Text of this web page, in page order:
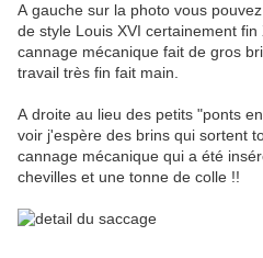
A gauche sur la photo vous
de style Louis XVI certainement
cannage mécanique fait de gros
travail très fin fait main.
A droite au lieu des petits "ponts
voir j'espère des brins qui sortent
cannage mécanique qui a été
chevilles et une tonne de colle !!